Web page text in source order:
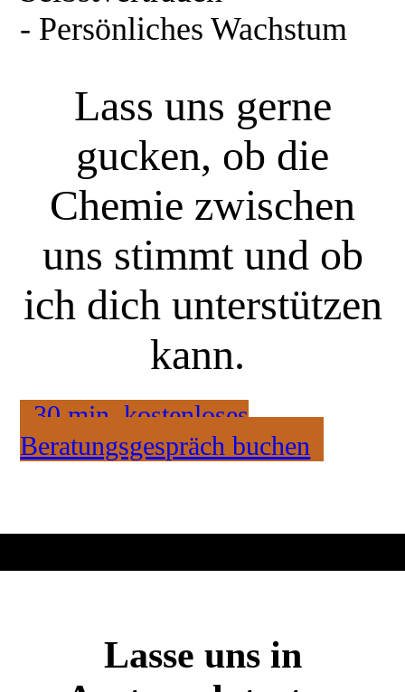
- Persönliches Wachstum
Lass uns gerne
gucken, ob die
Chemie zwischen
uns stimmt und ob
ich dich unterstützen
kann.
30 min. kostenloses
Beratungsgespräch buchen
Lasse uns in